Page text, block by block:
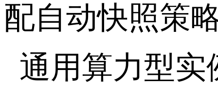
配自动快照策
通用算力型